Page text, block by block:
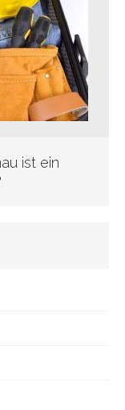
ist ein